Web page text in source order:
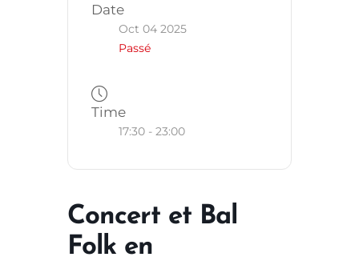
Date
Oct 04 2025
Passé
Time
17:30 - 23:00
Concert et Bal
Folk en